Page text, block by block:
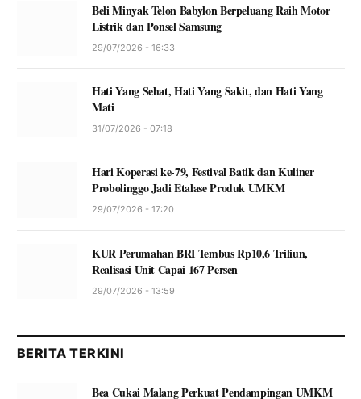
Beli Minyak Telon Babylon Berpeluang Raih Motor
Listrik dan Ponsel Samsung
29/07/2026 - 16:33
Hati Yang Sehat, Hati Yang Sakit, dan Hati Yang
Mati
31/07/2026 - 07:18
Hari Koperasi ke-79, Festival Batik dan Kuliner
Probolinggo Jadi Etalase Produk UMKM
29/07/2026 - 17:20
KUR Perumahan BRI Tembus Rp10,6 Triliun,
Realisasi Unit Capai 167 Persen
29/07/2026 - 13:59
BERITA TERKINI
Bea Cukai Malang Perkuat Pendampingan UMKM